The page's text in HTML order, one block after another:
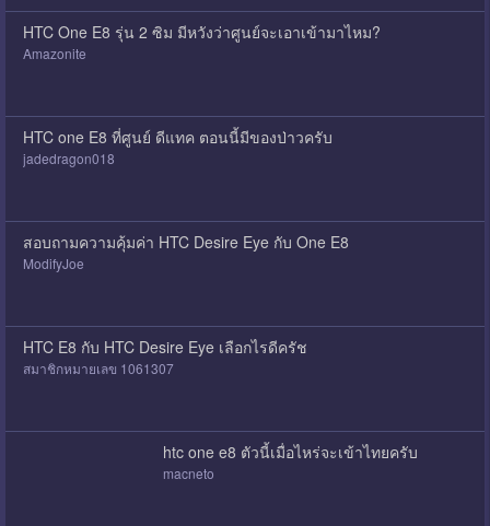
HTC One E8 รุ่น 2 ซิม มีหวังว่าศูนย์จะเอาเข้ามาไหม?
Amazonite
HTC one E8 ที่ศูนย์ ดีแทค ตอนนี้มีของป่าวครับ
jadedragon018
สอบถามความคุ้มค่า HTC Desire Eye กับ One E8
ModifyJoe
็HTC E8 กับ HTC Desire Eye เลือกไรดีครัช
สมาชิกหมายเลข 1061307
htc one e8 ตัวนี้เมื่อไหร่จะเข้าไทยครับ
macneto